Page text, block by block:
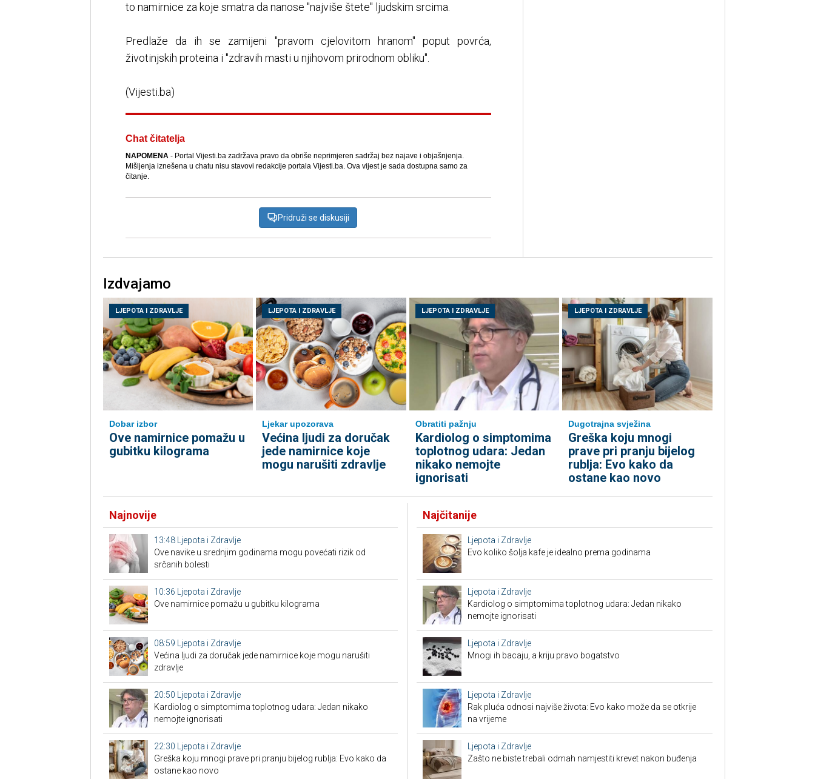
to namirnice za koje smatra da nanose "najviše štete" ljudskim srcima.
Predlaže da ih se zamijeni "pravom cjelovitom hranom" poput povrća,
životinjskih proteina i "zdravih masti u njihovom prirodnom obliku".
(Vijesti.ba)
Chat čitatelja
NAPOMENA- Portal Vijesti.ba zadržava pravo da obriše neprimjeren sadržaj bez najave i objašnjenja.
Mišljenja iznešena u chatu nisu stavovi redakcije portala Vijesti.ba. Ova vijest je sada dostupna samo za
čitanje.
Pridruži se diskusiji
Izdvajamo
LJEPOTA I ZDRAVLJE
Dobar izbor
Ove namirnice pomažu u
gubitku kilograma
LJEPOTA I ZDRAVLJE
Ljekar upozorava
Većina ljudi za doručak
jede namirnice koje
mogu narušiti zdravlje
LJEPOTA I ZDRAVLJE
Obratiti pažnju
Kardiolog o simptomima
toplotnog udara: Jedan
nikako nemojte
ignorisati
LJEPOTA I ZDRAVLJE
Dugotrajna svježina
Greška koju mnogi
prave pri pranju bijelog
rublja: Evo kako da
ostane kao novo
Najnovije
13:48
Ljepota i Zdravlje
Ove navike u srednjim godinama mogu povećati rizik od
srčanih bolesti
10:36
Ljepota i Zdravlje
Ove namirnice pomažu u gubitku kilograma
08:59
Ljepota i Zdravlje
Većina ljudi za doručak jede namirnice koje mogu narušiti
zdravlje
20:50
Ljepota i Zdravlje
Kardiolog o simptomima toplotnog udara: Jedan nikako
nemojte ignorisati
22:30
Ljepota i Zdravlje
Greška koju mnogi prave pri pranju bijelog rublja: Evo kako da
ostane kao novo
Najčitanije
Ljepota i Zdravlje
Evo koliko šolja kafe je idealno prema godinama
Ljepota i Zdravlje
Kardiolog o simptomima toplotnog udara: Jedan nikako
nemojte ignorisati
Ljepota i Zdravlje
Mnogi ih bacaju, a kriju pravo bogatstvo
Ljepota i Zdravlje
Rak pluća odnosi najviše života: Evo kako može da se otkrije
na vrijeme
Ljepota i Zdravlje
Zašto ne biste trebali odmah namjestiti krevet nakon buđenja